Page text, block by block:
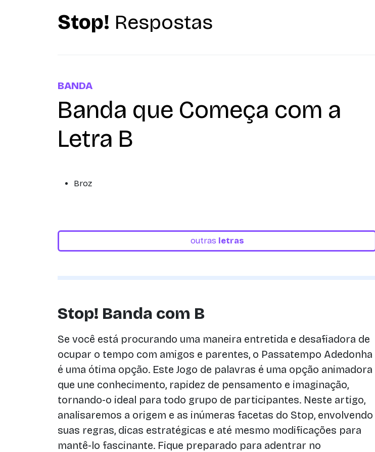
Stop! Respostas
BANDA
Banda que Começa com a
Letra B
Broz
outras letras
Stop! Banda com B
Se você está procurando uma maneira entretida e desafiadora de
ocupar o tempo com amigos e parentes, o Passatempo Adedonha
é uma ótima opção. Este Jogo de palavras é uma opção animadora
que une conhecimento, rapidez de pensamento e imaginação,
tornando-o ideal para todo grupo de participantes. Neste artigo,
analisaremos a origem e as inúmeras facetas do Stop, envolvendo
suas regras, dicas estratégicas e até mesmo modificações para
mantê-lo fascinante. Fique preparado para adentrar no